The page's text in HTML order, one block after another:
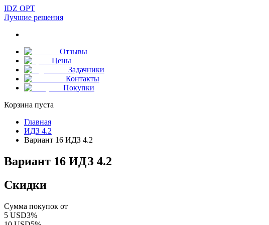
IDZ OPT
Лучшие решения
Отзывы
Цены
Задачники
Контакты
Покупки
Корзина пуста
Главная
ИДЗ 4.2
Вариант 16 ИДЗ 4.2
Вариант 16 ИДЗ 4.2
Скидки
Сумма покупок от
5 USD3%